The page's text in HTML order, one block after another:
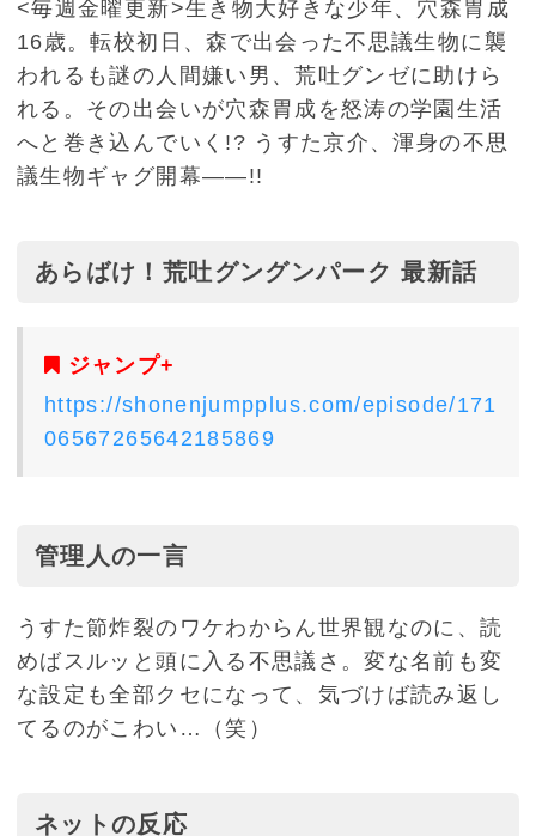
<毎週金曜更新>生き物大好きな少年、穴森胃成
16歳。転校初日、森で出会った不思議生物に襲
われるも謎の人間嫌い男、荒吐グンゼに助けら
れる。その出会いが穴森胃成を怒涛の学園生活
へと巻き込んでいく!? うすた京介、渾身の不思
議生物ギャグ開幕――!!
あらばけ！荒吐グングンパーク 最新話
ジャンプ+
https://shonenjumpplus.com/episode/171
06567265642185869
管理人の一言
うすた節炸裂のワケわからん世界観なのに、読
めばスルッと頭に入る不思議さ。変な名前も変
な設定も全部クセになって、気づけば読み返し
てるのがこわい…（笑）
ネットの反応